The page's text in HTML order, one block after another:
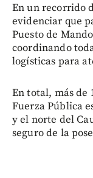
En un recorrido
evidenciar que
Puesto de
coordinando
logísticas para
En total, más de
Fuerza Pública
y el norte del
seguro de la